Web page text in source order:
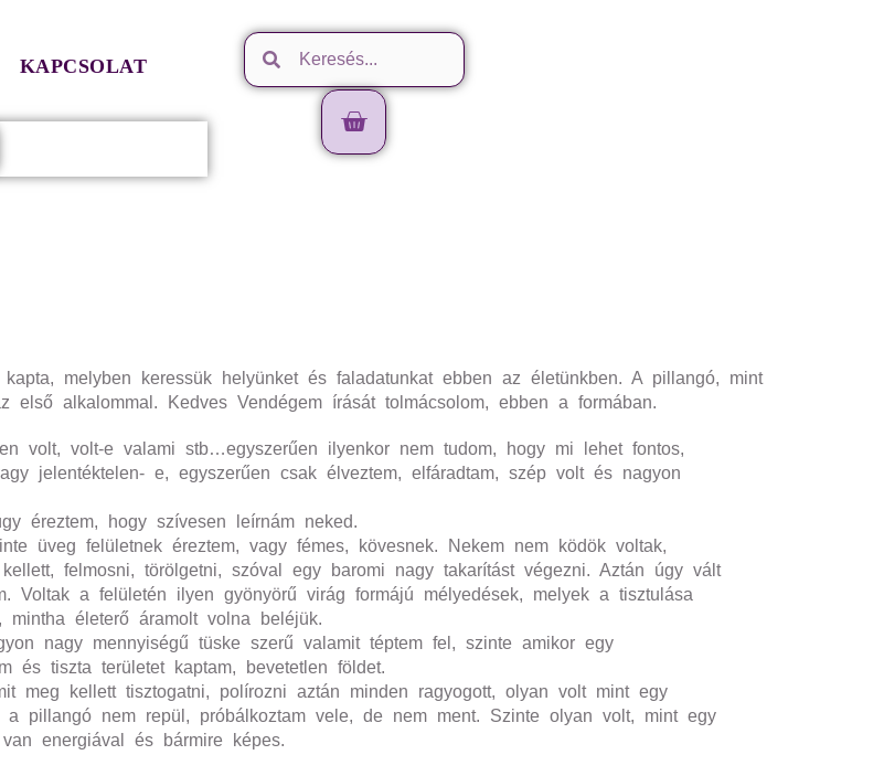
KAPCSOLAT
melyben keressük helyünket és faladatunkat ebben az életünkben. A pillangó, mint
alkalommal. Kedves Vendégem írását tolmácsolom, ebben a formában.
volt, volt-e valami stb…egyszerűen ilyenkor nem tudom, hogy mi lehet fontos,
jelentéktelen- e, egyszerűen csak élveztem, elfáradtam, szép volt és nagyon
éreztem, hogy szívesen leírnám neked.
üveg felületnek éreztem, vagy fémes, kövesnek. Nekem nem ködök voltak,
felmosni, törölgetni, szóval egy baromi nagy takarítást végezni. Aztán úgy vált
Voltak a felületén ilyen gyönyörű virág formájú mélyedések, melyek a tisztulása
mintha életerő áramolt volna beléjük.
nagy mennyiségű tüske szerű valamit téptem fel, szinte amikor egy
és tiszta területet kaptam, bevetetlen földet.
meg kellett tisztogatni, polírozni aztán minden ragyogott, olyan volt mint egy
pillangó nem repül, próbálkoztam vele, de nem ment. Szinte olyan volt, mint egy
energiával és bármire képes.